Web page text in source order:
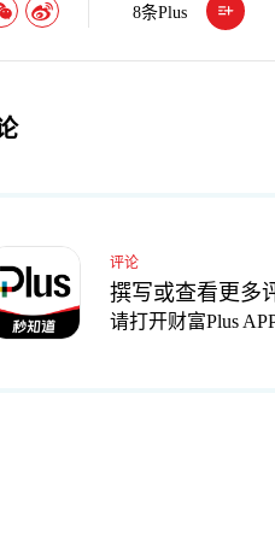
8条Plus
评论
撰写或查看更多
请打开财富Plus